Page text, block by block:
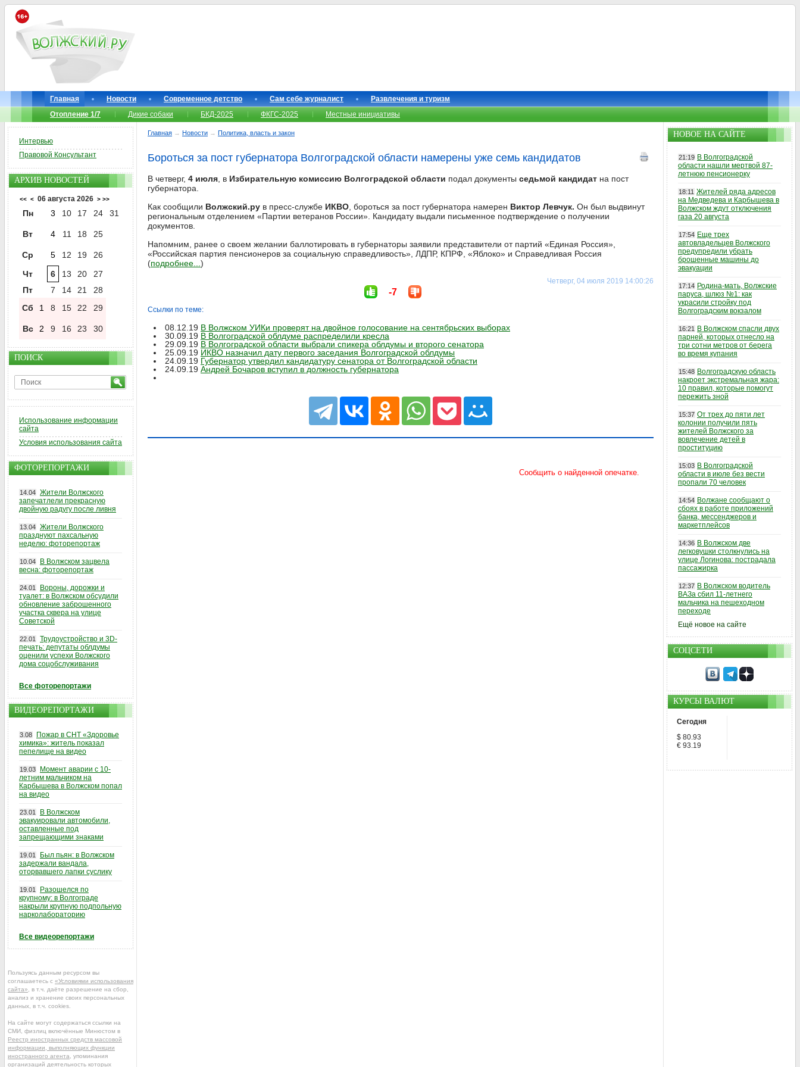
Главная Новости Современное детство Сам себе журналист
Развлечения и туризм
Отопление 1/7
Дикие собаки БКД-2025 ФКГС-2025 Местные инициативы
Главная → Новости → Политика, власть и закон
Бороться за пост губернатора Волгоградской области намерены уже семь кандидатов
В четверг, 4 июля , в Избирательную комиссию Волгоградской области подал документы седьмой кандидат на пост
губернатора.
Как сообщили Волжский.ру в пресс-службе ИКВО , бороться за пост губернатора намерен Виктор Левчук. Он был выдвинут
региональным отделением «Партии ветеранов России». Кандидату выдали письменное подтверждение о получении
документов.
Напомним, ранее о своем желании баллотировать в губернаторы заявили представители от партий «Единая Россия»,
«Российская партия пенсионеров за социальную справедливость», ЛДПР, КПРФ, «Яблоко» и Справедливая Россия
(подробнее... )
Четверг, 04 июля 2019 14:00:26
-7
Ссылки по теме:
08.12.19 В Волжском УИКи проверят на двойное голосование на сентябрьских выборах
30.09.19 В Волгоградской облдуме распределили кресла
29.09.19 В Волгоградской области выбрали спикера облдумы и второго сенатора
25.09.19 ИКВО назначил дату первого заседания Волгоградской облдумы
24.09.19 Губернатор утвердил кандидатуру сенатора от Волгоградской области
24.09.19 Андрей Бочаров вступил в должность губернатора
Интервью
Правовой Консультант
АРХИВ НОВОСТЕЙ
<< < 06 августа 2026 > >>
Пн 3 10 17 24 31
Вт 4 11 18 25
Ср 5 12 19
26
Чт
6 13 20
27
Пт
7 14 21
28
Сб
1 8 15 22 29
Вс 2 9 16 23 30
ПОИСК
Использование информации
сайта
Условия использования сайта
ФОТОРЕПОРТАЖИ
14.04 Жители Волжского
запечатлели прекрасную
двойную радугу после ливня
13.04 Жители Волжского
празднуют пахсальную
неделю: фоторепортаж
10.04
В Волжском зацвела
весна: фоторепортаж
24.01
Вороны, дорожки и
туалет: в Волжском обсудили
обновление заброшенного
участка сквера на улице
Советской
22.01
Трудоустройство и 3D-
печать: депутаты облдумы
оценили успехи Волжского
дома соцобслуживания
Все фоторепортажи
ВИДЕОРЕПОРТАЖИ
3.08
Пожар в СНТ «Здоровье
химика»: житель показал
пепелище на видео
19.03
Момент аварии с 10-
летним мальчиком на
Карбышева в Волжском попал
на видео
23.01
В Волжском
эвакуировали автомобили,
оставленные под
запрещающими знаками
19.01
Был пьян: в Волжском
задержали вандала,
оторвавшего лапки суслику
19.01
Разошелся по
крупному: в Волгограде
накрыли крупную подпольную
нарколабораторию
Все видеорепортажи
Пользуясь данным ресурсом вы
соглашаетесь с «Условиями использования
сайта» , в т.ч. даёте разрешение на сбор,
анализ и хранение своих персональных
данных, в т.ч. cookies.
На сайте могут содержаться ссылки на
СМИ, физлиц включённые Минюстом в
Реестр иностранных средств массовой
информации, выполняющих функции
иностранного агента , упоминания
организаций деятельность которых
НОВОЕ НА САЙТЕ
21:19 В Волгоградской
области нашли мертвой 87-
летнюю пенсионерку
18:11 Жителей ряда адресов
на Медведева и Карбышева в
Волжском ждут отключения
газа 20 августа
17:54 Еще трех
автовладельцев Волжского
предупредили убрать
брошенные машины до
эвакуации
17:14 Родина-мать, Волжские
паруса, шлюз №1: как
украсили стройку под
Волгоградским вокзалом
16:21
В Волжском спасли двух
парней, которых отнесло на
три сотни метров от берега
во время купания
15:48 Волгоградскую область
накроет экстремальная жара:
10 правил, которые помогут
пережить зной
15:37 От трех до пяти лет
колонии получили пять
жителей Волжского за
вовлечение детей в
проституцию
15:03 В Волгоградской
области в июле без вести
пропали 70 человек
14:54 Волжане сообщают о
сбоях в работе приложений
банка, мессенджеров и
маркетплейсов
14:36 В Волжском две
легковушки столкнулись на
улице Логинова: пострадала
пассажирка
12:37 В Волжском водитель
ВАЗа сбил 11-летнего
мальчика на пешеходном
переходе
Ещё новое на сайте
СОЦСЕТИ
КУРСЫ ВАЛЮТ
Сегодня
$ 80.93
€ 93.19